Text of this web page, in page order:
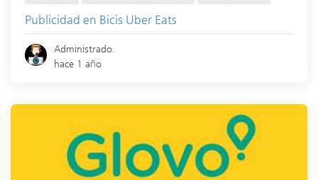
Publicidad en Bicis Uber Eats
Administrado.
hace 1 año